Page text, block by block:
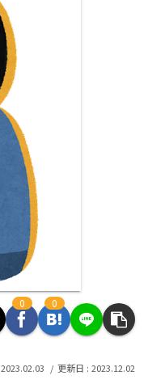
0 0
2023.02.03 2023.12.02